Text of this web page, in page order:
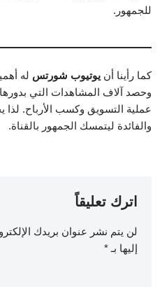
للجمهور.
كما رأينا أن يوتيوب شورتس له
وحصد آلاف المشاهدات التي
عملية التسويق وكسب الأرباح.
والفائدة ليتمسك الجمهور بالقناة.
اترك تعليقاً
لن يتم نشر عنوان بريدك
إليها بـ *